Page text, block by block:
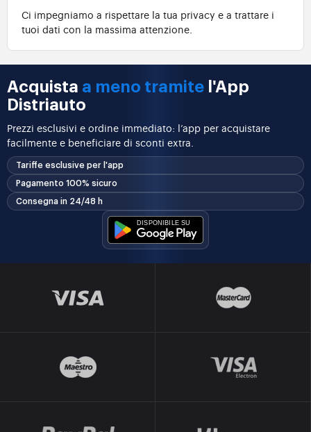
Ci impegniamo a rispettare la tua privacy e a trattare i
tuoi dati con la massima attenzione.
Acquista a meno tramite l'App
Distriauto
Prezzi esclusivi e ordine immediato: l’app per acquistare
facilmente e beneficiare di sconti extra.
Tariffe esclusive per l'app
Pagamento 100% sicuro
Consegna in 24/48 h